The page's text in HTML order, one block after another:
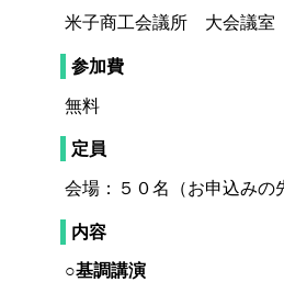
米子商工会議所 大会議室
参加費
無料
定員
会場：５０名（お申込み
内容
○基調講演